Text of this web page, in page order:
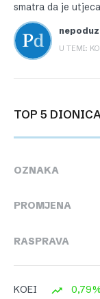
smatra da je
U TEMI:
TOP 5
OZNAKA
PROMJENA
RASPRAVA
KOEI 0,79%